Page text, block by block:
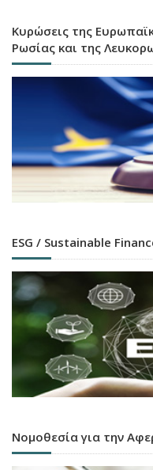
Κυρώσεις της
Ρωσίας και της
ESG / Sustainable
Νομοθεσία για την